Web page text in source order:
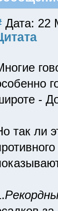
Дата: 22
-
так ли